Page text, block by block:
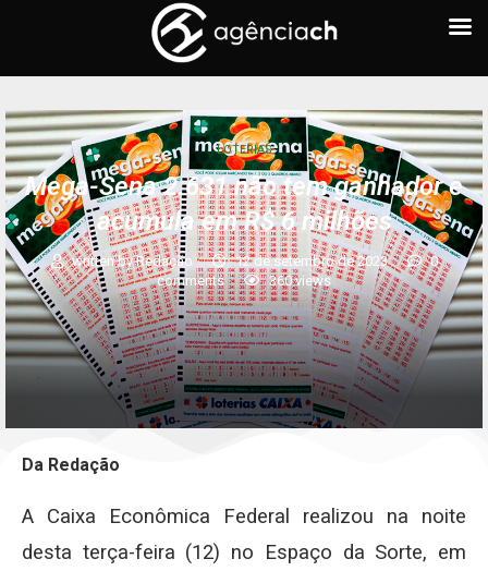
LOTERIAS
Mega-Sena 2.631 não tem ganhador e
acumula em R$ 6 milhões
written byRedação 12 de setembro de 2023
0
comments
360views
Da Redação
A Caixa Econômica Federal realizou na noite
desta terça-feira (12) no Espaço da Sorte, em